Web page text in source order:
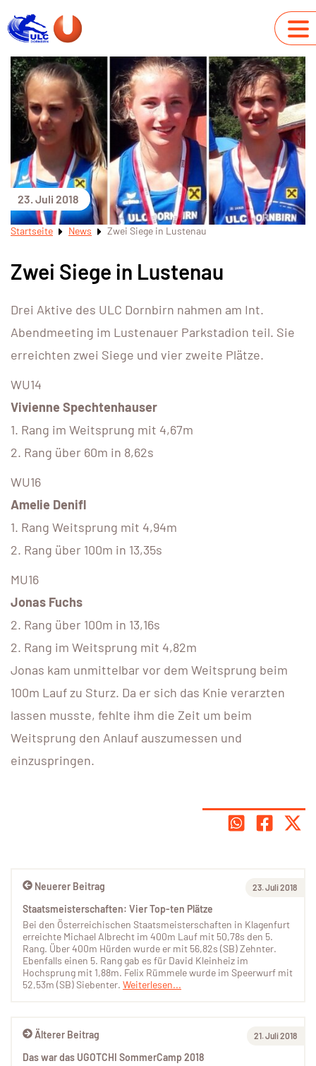
23. Juli 2018
Startseite News Zwei Siege in Lustenau
Zwei Siege in Lustenau
Drei Aktive des ULC Dornbirn nahmen am Int.
Abendmeeting im Lustenauer Parkstadion teil. Sie
erreichten zwei Siege und vier zweite Plätze.
WU14
Vivienne Spechtenhauser
1. Rang im Weitsprung mit 4,67m
2. Rang über 60m in 8,62s
WU16
Amelie Denifl
1. Rang Weitsprung mit 4,94m
2. Rang über 100m in 13,35s
MU16
Jonas Fuchs
2. Rang über 100m in 13,16s
2. Rang im Weitsprung mit 4,82m
Jonas kam unmittelbar vor dem Weitsprung beim
100m Lauf zu Sturz. Da er sich das Knie verarzten
lassen musste, fehlte ihm die Zeit um beim
Weitsprung den Anlauf auszumessen und
einzuspringen.
Älterer Beitrag 21. Juli 2018
Das war das UGOTCHI SommerCamp 2018
Neuerer Beitrag 23. Juli 2018
Staatsmeisterschaften: Vier Top-ten Plätze
Bei den Österreichischen Staatsmeisterschaften in Klagenfurt
erreichte Michael Albrecht im 400m Lauf mit 50,78s den 5.
Rang. Über 400m Hürden wurde er mit 56,82s (SB) Zehnter.
Ebenfalls einen 5. Rang gab es für David Kleinheiz im
Hochsprung mit 1,88m. Felix Rümmele wurde im Speerwurf mit
52,53m (SB) Siebenter. Weiterlesen...